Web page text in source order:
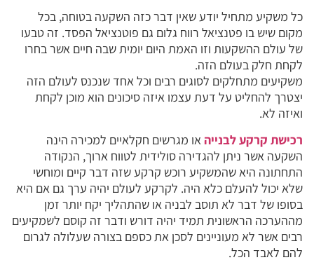
כל משקיע מתחיל יודע שאין דבר כזה השקעה בטוחה, בכל
מקום שיש בו פטנציאל רווח גלום גם פוטנציאל הפסד. זה טבעו
של עולם ההשקעות וזו האמת היום יומית שבה חיים אשר בחרו
לקחת חלק בעולם הזה.
משקיעים מתחלקים לסוגים רבים וכל אחד שנכנס לעולם הזה
יצטרך להחליט על דעת עצמו איזה סיכונים הוא מוכן לקחת
ואיזה לא.
רכישת קרקע לבנייה או מגרשים חקלאיים למכירה הינה
השקעה אשר ניתן להגדירה סולידית לטווח ארוך, הנקודה
התחתונה היא שהמשקיע רוכש קרקע שזה דבר קיים ומוחשי
שלא יכול להעלם כלא היה. לקרקע לעולם יהיה ערך גם אם היא
בסופו של דבר לא תוסב לבניה או שהתהליך יקח יותר זמן
מההערכה הראשונית תמיד יהיה דורש ודבר זה קוסם לשמקיעים
רבים אשר לא מעוניינים לסכן את כספם בצורה שעלולה לגרום
להם לאבד הכל.